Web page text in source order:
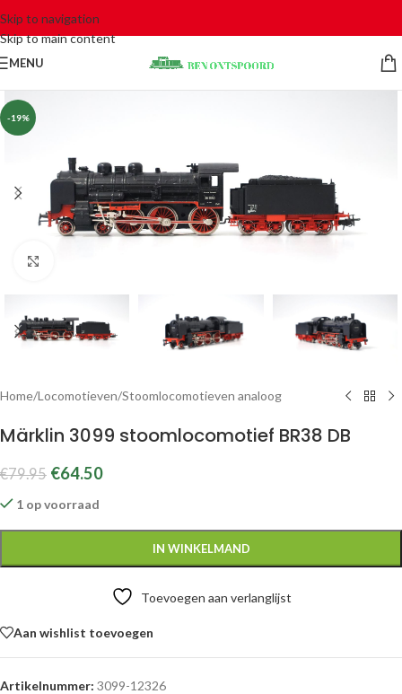
Skip to navigation
Skip to main content
MENU
-19%
Home/Locomotieven/Stoomlocomotieven analoog
Märklin 3099 stoomlocomotief BR38 DB
€79.95 €64.50
1 op voorraad
IN WINKELMAND
Toevoegen aan verlanglijst
Aan wishlist toevoegen
Artikelnummer: 3099-12326